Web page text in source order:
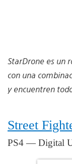
StarDrone es un
con una
y encuentren
Street
PS4 — Digital